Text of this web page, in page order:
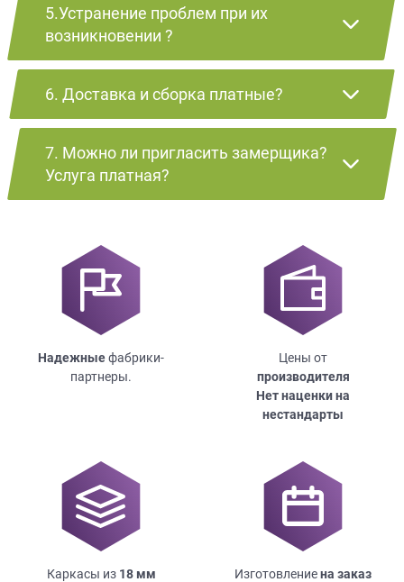
5.Устранение проблем при их
возникновении ?
6. Доставка и сборка платные?
7. Можно ли пригласить замерщика?
Услуга платная?
Надежныефабрики-
партнеры.
Цены от
производителя
Нет наценки на
нестандарты
Каркасы из 18мм
Изготовлениена заказ